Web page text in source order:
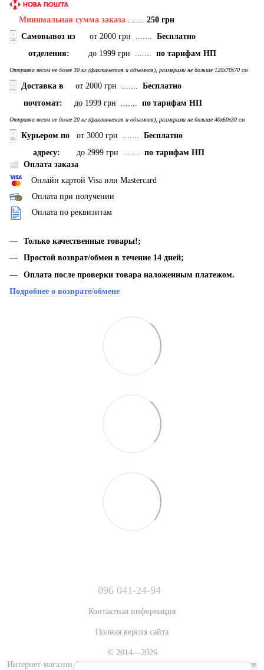
Минимальная сумма заказа
250 грн
Самовывоз из от 2000 грн ....... Бесплатно
отделения: до 1999 грн ....... по тарифам НП
Отправка весом не более 30 кг (фактическая и объемная), размерами не больше 120х70х70 см
Доставка в от 2000 грн ....... Бесплатно
почтомат: до 1999 грн ....... по тарифам НП
Отправка весом не более 20 кг (фактическая и объемная), размерами не больше 40х60х30 см
Курьером по от 3000 грн ....... Бесплатно
адресу: до 2999 грн ....... по тарифам НП
Оплата заказа
Онлайн картой Visa или Mastercard
Оплата при получении
Оплата по реквизитам
Только качественные товары!;
Простой возврат/обмен в течение 14 дней;
Оплата после проверки товара наложенным платежом.
Подробнее о возврате/обмене
096 041-24-94
Контактная информация
Полная версия сайта
© 2014—2026
Интернет-магазин фигурок аниме, игровых и художественных героев